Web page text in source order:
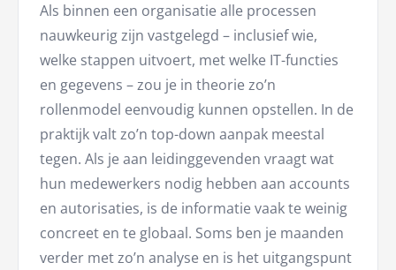
Als binnen een organisatie alle processen
nauwkeurig zijn vastgelegd – inclusief wie,
welke stappen uitvoert, met welke IT-functies
en gegevens – zou je in theorie zo’n
rollenmodel eenvoudig kunnen opstellen. In de
praktijk valt zo’n top-down aanpak meestal
tegen. Als je aan leidinggevenden vraagt wat
hun medewerkers nodig hebben aan accounts
en autorisaties, is de informatie vaak te weinig
concreet en te globaal. Soms ben je maanden
verder met zo’n analyse en is het uitgangspunt